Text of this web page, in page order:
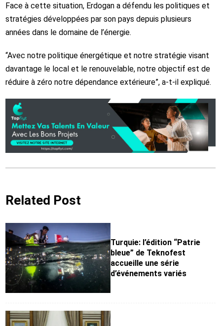
Face à cette situation, Erdogan a défendu les politiques et
stratégies développées par son pays depuis plusieurs
années dans le domaine de l’énergie.
“Avec notre politique énergétique et notre stratégie visant
davantage le local et le renouvelable, notre objectif est de
réduire à zéro notre dépendance extérieure”, a-t-il expliqué.
Related Post
Turquie: l’édition “Patrie
bleue” de Teknofest
accueille une série
d’événements variés